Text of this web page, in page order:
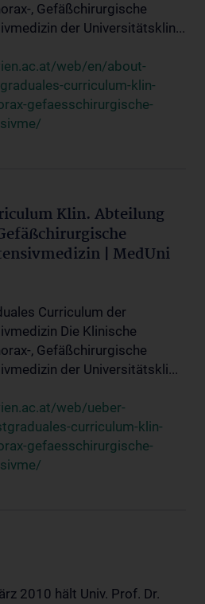
, Gefäßchirurgische
der Universitätsklin...
web/en/about-
curriculum-klin-
gefaesschirurgische-
Klin. Abteilung
| MedUni
Curriculum der
Die Klinische
, Gefäßchirurgische
der Universitätskli...
web/ueber-
curriculum-klin-
gefaesschirurgische-
2010 hält Univ. Prof. Dr.